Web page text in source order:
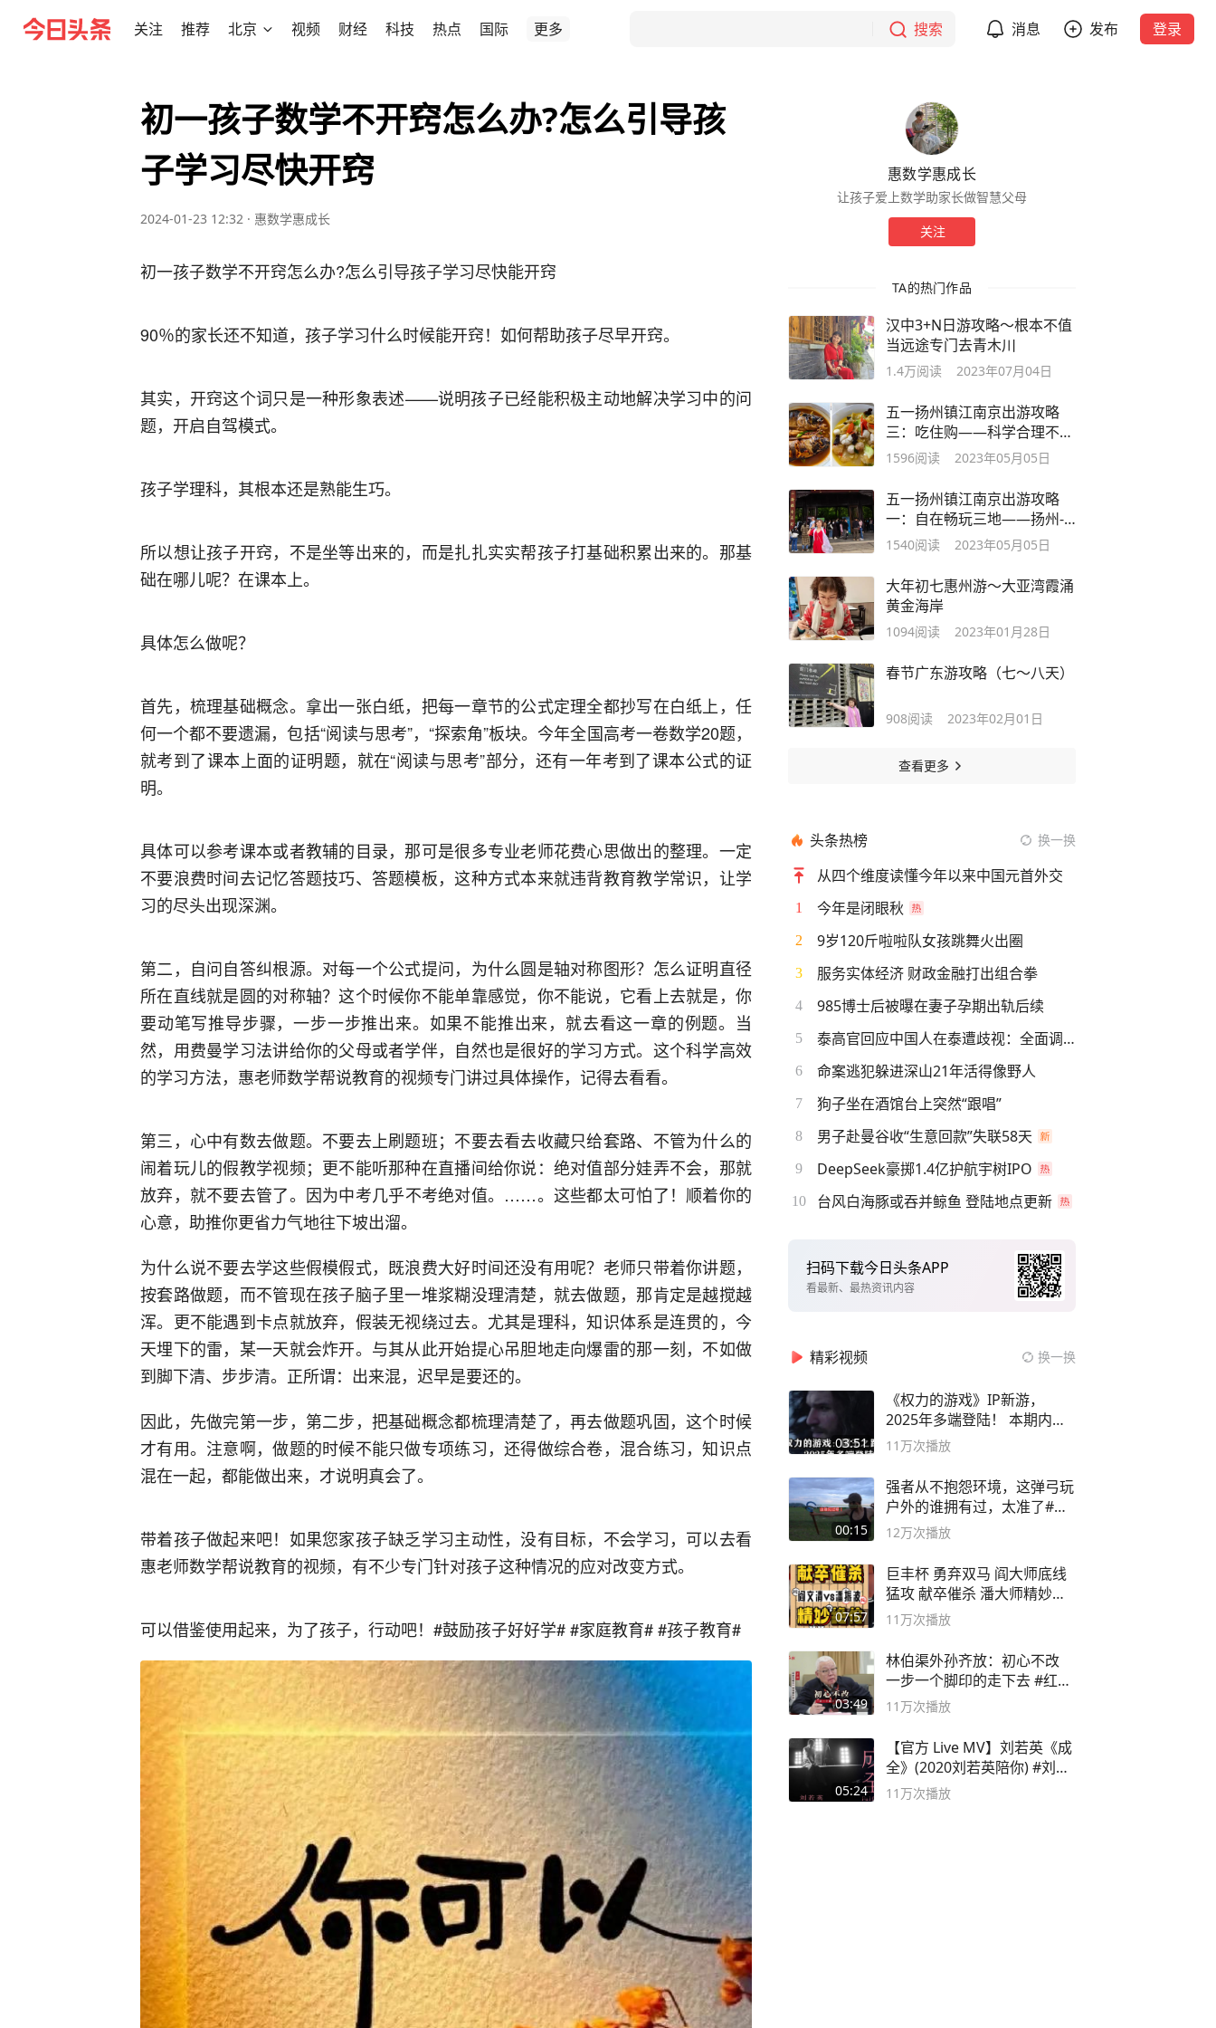
关注 推荐 北京 视频 财经 科技 热点 国际 更多 搜索 消息 发布 登录
初一孩子数学不开窍怎么办?怎么引导孩
子学习尽快开窍
2024-01-23 12:32 · 惠数学惠成长
初一孩子数学不开窍怎么办?怎么引导孩子学习尽快能开窍
90％的家长还不知道，孩子学习什么时候能开窍！如何帮助孩子尽早开窍。
其实，开窍这个词只是一种形象表述——说明孩子已经能积极主动地解决学习中的问
题，开启自驾模式。
孩子学理科，其根本还是熟能生巧。
所以想让孩子开窍，不是坐等出来的，而是扎扎实实帮孩子打基础积累出来的。那基
础在哪儿呢？在课本上。
具体怎么做呢？
首先，梳理基础概念。拿出一张白纸，把每一章节的公式定理全都抄写在白纸上，任
何一个都不要遗漏，包括“阅读与思考”，“探索角”板块。今年全国高考一卷数学20题，
就考到了课本上面的证明题，就在“阅读与思考”部分，还有一年考到了课本公式的证
明。
具体可以参考课本或者教辅的目录，那可是很多专业老师花费心思做出的整理。一定
不要浪费时间去记忆答题技巧、答题模板，这种方式本来就违背教育教学常识，让学
习的尽头出现深渊。
第二，自问自答纠根源。对每一个公式提问，为什么圆是轴对称图形？怎么证明直径
所在直线就是圆的对称轴？这个时候你不能单靠感觉，你不能说，它看上去就是，你
要动笔写推导步骤，一步一步推出来。如果不能推出来，就去看这一章的例题。当
然，用费曼学习法讲给你的父母或者学伴，自然也是很好的学习方式。这个科学高效
的学习方法，惠老师数学帮说教育的视频专门讲过具体操作，记得去看看。
第三，心中有数去做题。不要去上刷题班；不要去看去收藏只给套路、不管为什么的
闹着玩儿的假教学视频；更不能听那种在直播间给你说：绝对值部分娃弄不会，那就
放弃，就不要去管了。因为中考几乎不考绝对值。……。这些都太可怕了！顺着你的
心意，助推你更省力气地往下坡出溜。
为什么说不要去学这些假模假式，既浪费大好时间还没有用呢？老师只带着你讲题，
按套路做题，而不管现在孩子脑子里一堆浆糊没理清楚，就去做题，那肯定是越搅越
浑。更不能遇到卡点就放弃，假装无视绕过去。尤其是理科，知识体系是连贯的，今
天埋下的雷，某一天就会炸开。与其从此开始提心吊胆地走向爆雷的那一刻，不如做
到脚下清、步步清。正所谓：出来混，迟早是要还的。
因此，先做完第一步，第二步，把基础概念都梳理清楚了，再去做题巩固，这个时候
才有用。注意啊，做题的时候不能只做专项练习，还得做综合卷，混合练习，知识点
混在一起，都能做出来，才说明真会了。
带着孩子做起来吧！如果您家孩子缺乏学习主动性，没有目标，不会学习，可以去看
惠老师数学帮说教育的视频，有不少专门针对孩子这种情况的应对改变方式。
可以借鉴使用起来，为了孩子，行动吧！#鼓励孩子好好学# #家庭教育# #孩子教育#
惠数学惠成长
让孩子爱上数学助家长做智慧父母
关注
TA的热门作品
汉中3+N日游攻略～根本不值
当远途专门去青木川
1.4万阅读 2023年07月04日
五一扬州镇江南京出游攻略
三：吃住购——科学合理不踩
坑
1596阅读 2023年05月05日
五一扬州镇江南京出游攻略
一：自在畅玩三地——扬州-
镇江篇
1540阅读 2023年05月05日
大年初七惠州游～大亚湾霞涌
黄金海岸
1094阅读 2023年01月28日
春节广东游攻略（七～八天）
908阅读 2023年02月01日
查看更多
头条热榜 换一换
从四个维度读懂今年以来中国元首外交
1 今年是闭眼秋
2 9岁120斤啦啦队女孩跳舞火出圈
3 服务实体经济 财政金融打出组合拳
4 985博士后被曝在妻子孕期出轨后续
5 泰高官回应中国人在泰遭歧视：全面调查
6 命案逃犯躲进深山21年活得像野人
7 狗子坐在酒馆台上突然“跟唱”
8 男子赴曼谷收“生意回款”失联58天
9 DeepSeek豪掷1.4亿护航宇树IPO
10 台风白海豚或吞并鲸鱼 登陆地点更新
扫码下载今日头条APP
看最新、最热资讯内容
精彩视频 换一换
03:51
《权力的游戏》IP新游，
2025年多端登陆！ 本期内容
概要
11万次播放
00:15
强者从不抱怨环境，这弹弓玩
户外的谁拥有过，太准了#弹
弓#户外
12万次播放
07:57
巨丰杯 勇弃双马 阎大师底线
猛攻 献卒催杀 潘大师精妙入
局
11万次播放
03:49
林伯渠外孙齐放：初心不改
一步一个脚印的走下去 #红船
论坛
11万次播放
05:24
【官方 Live MV】刘若英《成
全》(2020刘若英陪你) #刘若
英 #成全
11万次播放